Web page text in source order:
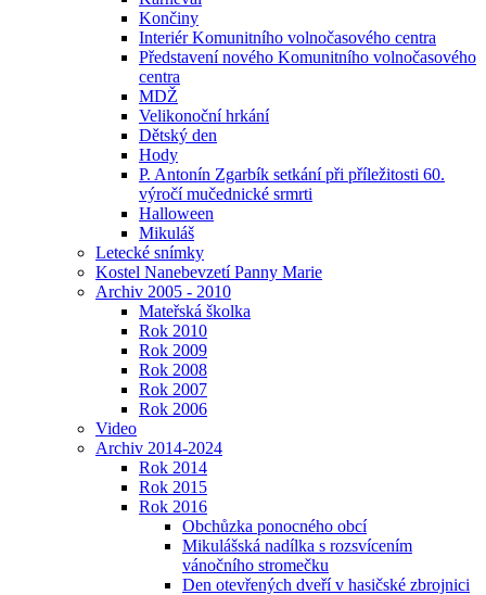
Končiny
Interiér Komunitního volnočasového centra
Představení nového Komunitního volnočasového
centra
MDŽ
Velikonoční hrkání
Dětský den
Hody
P. Antonín Zgarbík setkání při příležitosti 60.
výročí mučednické srmrti
Halloween
Mikuláš
Letecké snímky
Kostel Nanebevzetí Panny Marie
Archiv 2005 - 2010
Mateřská školka
Rok 2010
Rok 2009
Rok 2008
Rok 2007
Rok 2006
Video
Archiv 2014-2024
Rok 2014
Rok 2015
Rok 2016
Obchůzka ponocného obcí
Mikulášská nadílka s rozsvícením
vánočního stromečku
Den otevřených dveří v hasičské zbrojnici